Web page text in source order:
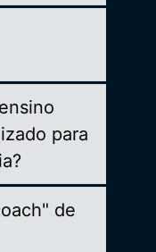
para
de